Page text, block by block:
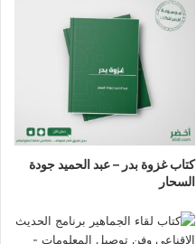
كتاب غزوة بدر – عبد الحميد جودة
السحار